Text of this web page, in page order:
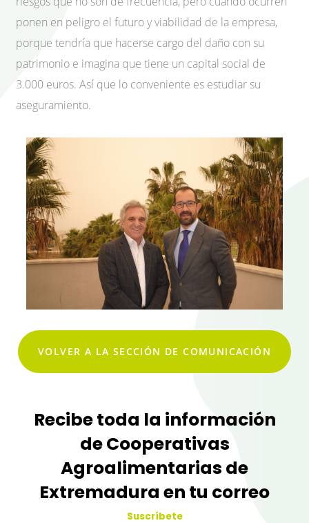
ponen en peligro el futuro y viabilidad de la empresa,
porque tendría que hacerse cargo del daño con su
patrimonio e imagina que tiene un capital social de
3.000 euros. Así que lo conveniente es estudiar su
aseguramiento.
VOLVER A LA SECCIÓN DE COMUNICACIÓN
Recibe toda la información
de Cooperativas
Agroalimentarias de
Extremadura en tu correo
Suscríbete